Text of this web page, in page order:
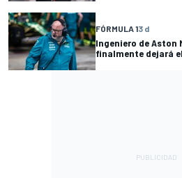
FÓRMULA 13 d
Ingeniero de Aston
finalmente dejará